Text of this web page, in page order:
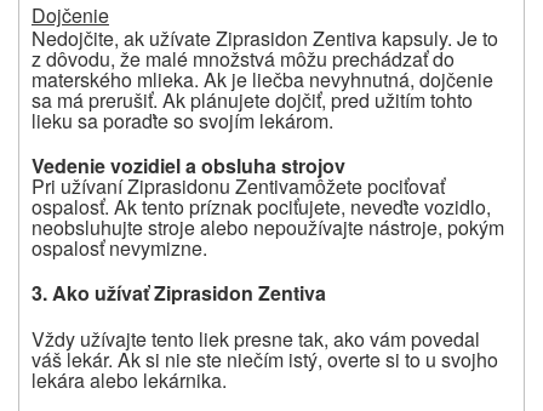
Dojčenie
Nedojčite, ak užívate Ziprasidon Zentiva kapsuly. Je to
z dôvodu, že malé množstvá môžu prechádzať do
materského mlieka. Ak je liečba nevyhnutná, dojčenie
sa má prerušiť. Ak plánujete dojčiť, pred užitím tohto
lieku sa poraďte so svojím lekárom.
Vedenie vozidiel a obsluha strojov
Pri užívaní Ziprasidonu Zentivamôžete pociťovať
ospalosť. Ak tento príznak pociťujete, neveďte vozidlo,
neobsluhujte stroje alebo nepoužívajte nástroje, pokým
ospalosť nevymizne.
3. Ako užívaťZiprasidon Zentiva
Vždy užívajte tento liek presne tak, ako vám povedal
váš lekár. Ak si nie ste niečím istý, overte si to u svojho
lekára alebo lekárnika.